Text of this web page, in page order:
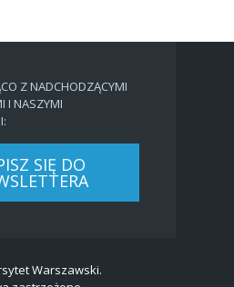
Z NADCHODZĄCYMI
I NASZYMI
SIĘ DO
Warszawski.